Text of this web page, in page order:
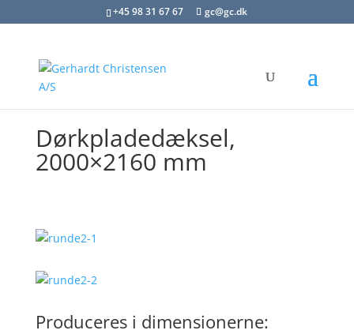
+45 98 31 67 67 gc@gc.dk
Dørkpladedæksel,
2000×2160 mm
Produceres i dimensionerne: